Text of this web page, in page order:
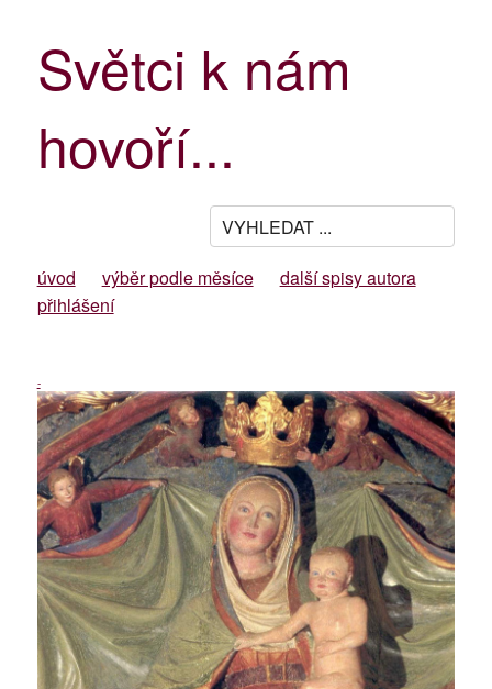
Světci k nám
hovoří...
úvod výběr podle měsíce
další spisy autora
přihlášení
-